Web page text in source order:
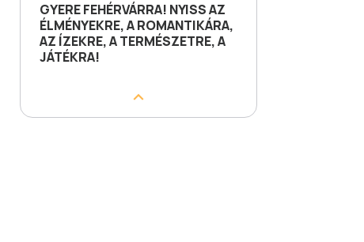
GYERE FEHÉRVÁRRA! NYISS AZ
ÉLMÉNYEKRE, A ROMANTIKÁRA,
AZ ÍZEKRE, A TERMÉSZETRE, A
JÁTÉKRA!